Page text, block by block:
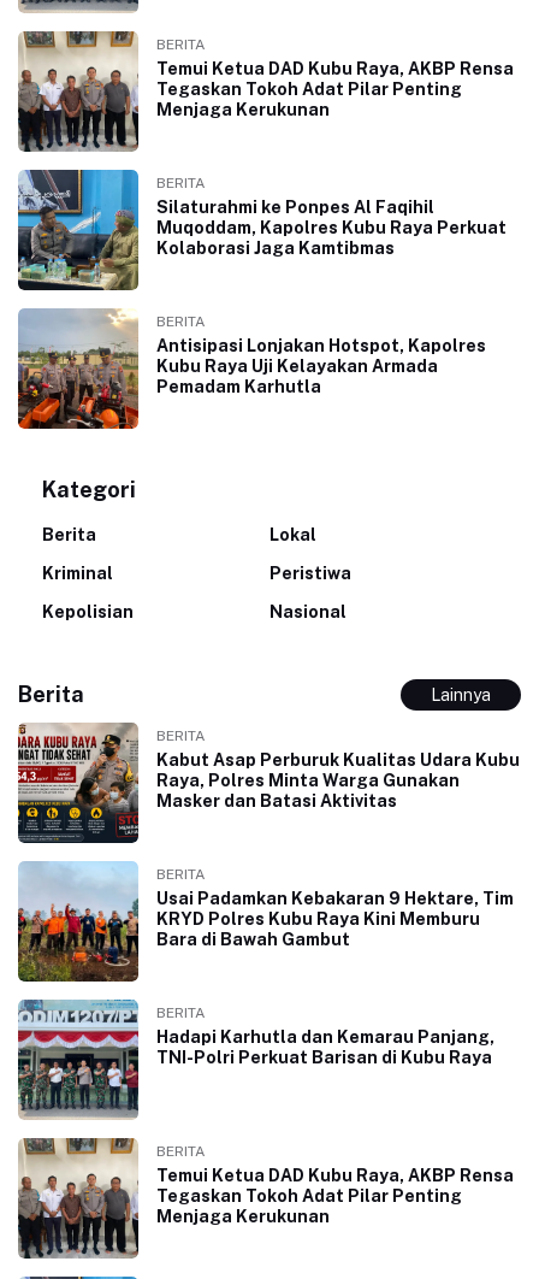
BERITA
Temui Ketua DAD Kubu Raya, AKBP Rensa
Tegaskan Tokoh Adat Pilar Penting
Menjaga Kerukunan
BERITA
Silaturahmi ke Ponpes Al Faqihil
Muqoddam, Kapolres Kubu Raya Perkuat
Kolaborasi Jaga Kamtibmas
BERITA
Antisipasi Lonjakan Hotspot, Kapolres
Kubu Raya Uji Kelayakan Armada
Pemadam Karhutla
Kategori
Berita
Lokal
Kriminal
Peristiwa
Kepolisian
Nasional
Berita Lainnya
BERITA
Kabut Asap Perburuk Kualitas Udara Kubu
Raya, Polres Minta Warga Gunakan
Masker dan Batasi Aktivitas
BERITA
Usai Padamkan Kebakaran 9 Hektare, Tim
KRYD Polres Kubu Raya Kini Memburu
Bara di Bawah Gambut
BERITA
Hadapi Karhutla dan Kemarau Panjang,
TNI-Polri Perkuat Barisan di Kubu Raya
BERITA
Temui Ketua DAD Kubu Raya, AKBP Rensa
Tegaskan Tokoh Adat Pilar Penting
Menjaga Kerukunan